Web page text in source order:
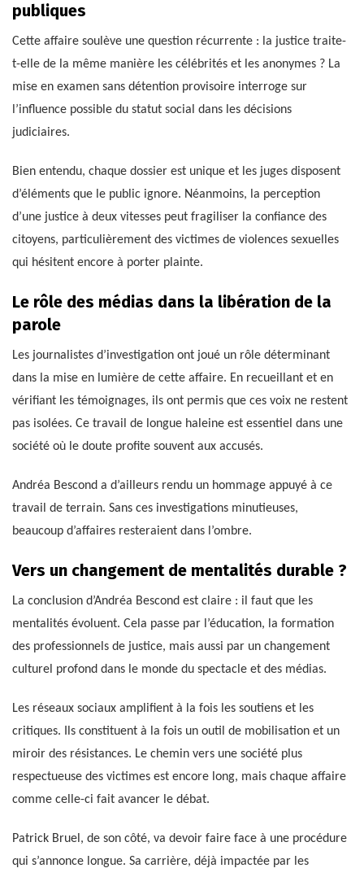
publiques
Cette affaire soulève une question récurrente : la justice traite-
t-elle de la même manière les célébrités et les anonymes ? La
mise en examen sans détention provisoire interroge sur
l’influence possible du statut social dans les décisions
judiciaires.
Bien entendu, chaque dossier est unique et les juges disposent
d’éléments que le public ignore. Néanmoins, la perception
d’une justice à deux vitesses peut fragiliser la confiance des
citoyens, particulièrement des victimes de violences sexuelles
qui hésitent encore à porter plainte.
Le rôle des médias dans la libération de la
parole
Les journalistes d’investigation ont joué un rôle déterminant
dans la mise en lumière de cette affaire. En recueillant et en
vérifiant les témoignages, ils ont permis que ces voix ne restent
pas isolées. Ce travail de longue haleine est essentiel dans une
société où le doute profite souvent aux accusés.
Andréa Bescond a d’ailleurs rendu un hommage appuyé à ce
travail de terrain. Sans ces investigations minutieuses,
beaucoup d’affaires resteraient dans l’ombre.
Vers un changement de mentalités durable ?
La conclusion d’Andréa Bescond est claire : il faut que les
mentalités évoluent. Cela passe par l’éducation, la formation
des professionnels de justice, mais aussi par un changement
culturel profond dans le monde du spectacle et des médias.
Les réseaux sociaux amplifient à la fois les soutiens et les
critiques. Ils constituent à la fois un outil de mobilisation et un
miroir des résistances. Le chemin vers une société plus
respectueuse des victimes est encore long, mais chaque affaire
comme celle-ci fait avancer le débat.
Patrick Bruel, de son côté, va devoir faire face à une procédure
qui s’annonce longue. Sa carrière, déjà impactée par les